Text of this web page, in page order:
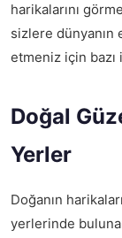
harikalarını
sizlere
etmeniz için bazı
Doğal
Yerler
Doğanın
yerlerinde